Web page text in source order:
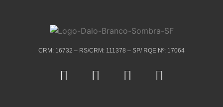
CRM: 16732 – RS/CRM: 111378 – SP/ RQE Nº: 17064